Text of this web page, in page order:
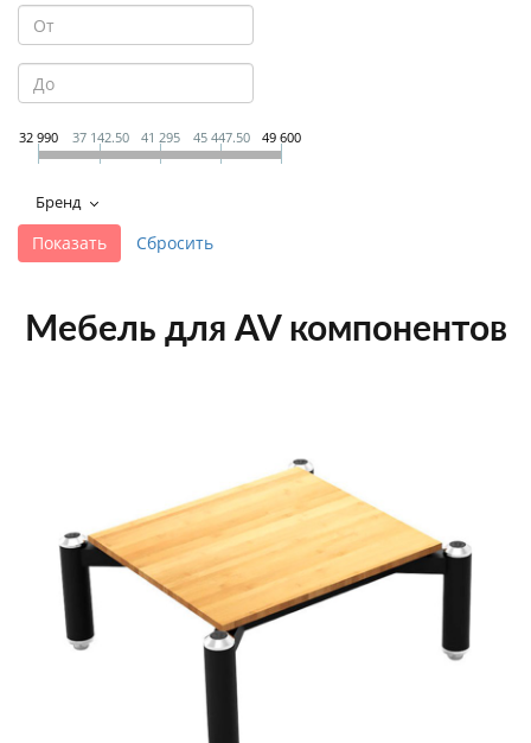
КОНТАКТЫ
+7 495-951-3646
32 990 37 142.50 41 295 45 447.50 49 600
Бренд
Мебель для AV компонентов